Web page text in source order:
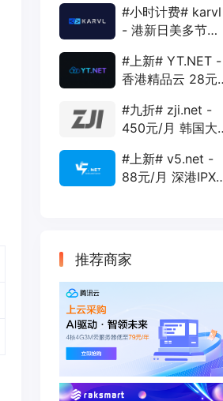
40G 1T 450Mbps
#小时计费# karvl
- 港新日美多节点
20G 5T 1Gbps
#上新# YT.NET -
香港精品云 28元/
AS10099+移动
CMI
#九折# zji.net -
450元/月 韩国大
优化和纯国际线路
#上新# v5.net -
88元/月 深港IPX
推荐商家